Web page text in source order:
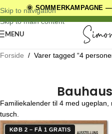
🌞 SOMMERKAMPAGNE
Skip to navigation
Skip to main content
DANSKE
MENU
Forside / Varer tagged “4
Familiekalender til 4 med
tusch.
KØB 2 – FÅ 1 GRATIS